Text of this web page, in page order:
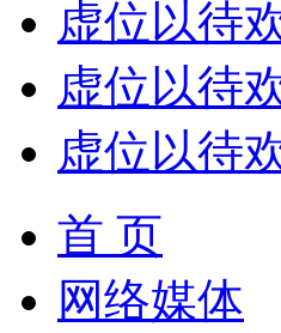
虚位以待
虚位以待
虚位以待
首 页
网络媒体